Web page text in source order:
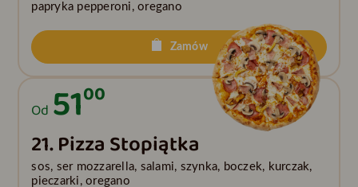
papryka pepperoni, oregano
Zamów
Od 5100
21. Pizza Stopiątka
sos, ser mozzarella, salami, szynka, boczek, kurczak,
pieczarki, oregano